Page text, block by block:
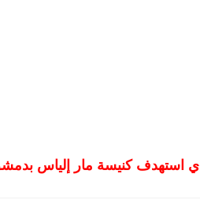
استهدف كنيسة مار إلياس